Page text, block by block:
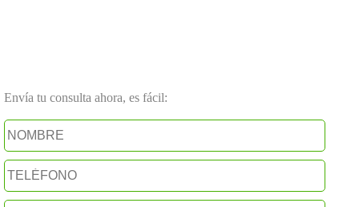
Envía tu consulta ahora, es fácil: